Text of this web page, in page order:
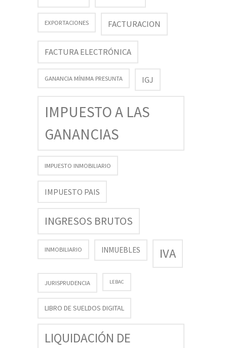
EXPORTACIONES FACTURACION
FACTURA ELECTRÓNICA
GANANCIA MÍNIMA PRESUNTA IGJ
IMPUESTO A LAS
GANANCIAS
IMPUESTO INMOBILIARIO
IMPUESTO PAIS
INGRESOS BRUTOS
INMOBILIARIO INMUEBLES IVA
JURISPRUDENCIA LEBAC
LIBRO DE SUELDOS DIGITAL
LIQUIDACIÓN DE